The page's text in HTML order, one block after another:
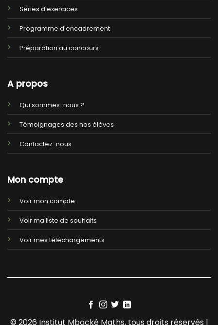
Séries d'exercices
Programme d'encadrement
Préparation au concours
A propos
Qui sommes-nous ?
Témoignages des nos élèves
Contactez-nous
Mon compte
Voir mon compte
Voir ma liste de souhaits
Voir mes téléchargements
© 2026 Institut Mbacké Maths, tous droits réservés |